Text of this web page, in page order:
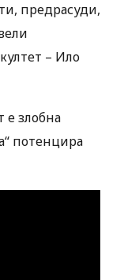
предрасуди,
– Ило
е злобна
потенцира